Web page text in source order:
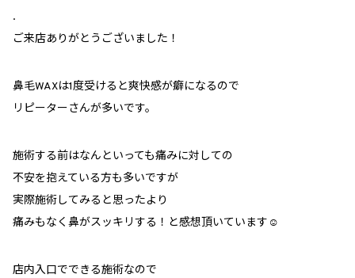
.
ご来店ありがとうございました！
鼻毛WAXは1度受けると爽快感が癖になるので
リピーターさんが多いです。
施術する前はなんといっても痛みに対しての
不安を抱えている方も多いですが
実際施術してみると思ったより
痛みもなく鼻がスッキリする！と感想頂いています☺️
店内入口でできる施術なので